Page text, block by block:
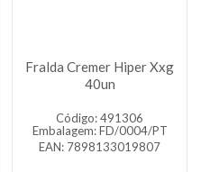
Fralda Cremer Hiper Xxg
40un
Código: 491306
Embalagem: FD/0004/PT
EAN: 7898133019807